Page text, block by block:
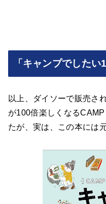
「キャンプでした
以上、ダイソーで販売さ
が100倍楽しくなる
たが、実は、この本には